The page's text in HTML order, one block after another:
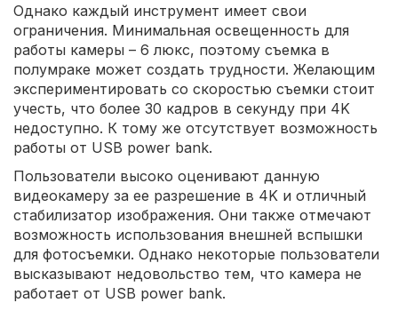
Однако каждый инструмент имеет свои
ограничения. Минимальная освещенность для
работы камеры – 6 люкс, поэтому съемка в
полумраке может создать трудности. Желающим
экспериментировать со скоростью съемки стоит
учесть, что более 30 кадров в секунду при 4K
недоступно. К тому же отсутствует возможность
работы от USB power bank.
Пользователи высоко оценивают данную
видеокамеру за ее разрешение в 4K и отличный
стабилизатор изображения. Они также отмечают
возможность использования внешней вспышки
для фотосъемки. Однако некоторые пользователи
высказывают недовольство тем, что камера не
работает от USB power bank.